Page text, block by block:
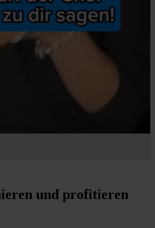
und profitieren